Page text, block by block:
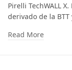
Pirelli TechWALL
derivado de la BTT
Read More